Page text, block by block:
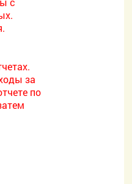
за
по